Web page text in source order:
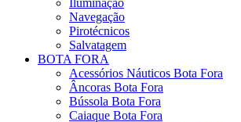
Navegação
Pirotécnicos
Salvatagem
BOTA FORA
Acessórios Náuticos Bota Fora
Âncoras Bota Fora
Bússola Bota Fora
Caiaque Bota Fora